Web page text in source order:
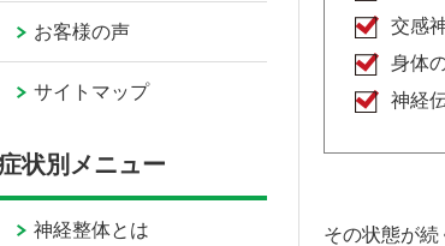
交感
身体
神経
その状態が
お客様の声
サイトマップ
状別メニュー
神経整体とは